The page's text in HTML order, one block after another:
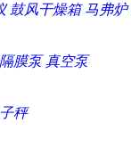
鼓风干燥箱 马弗炉
隔膜泵 真空泵
秤